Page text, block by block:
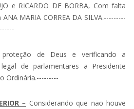
e RICARDO DE BORBA, Com falta
MARIA CORREA DA SILVA.---------
de Deus e verificando a
de parlamentares a Presidente
Ordinária.---------
– Considerando que não houve